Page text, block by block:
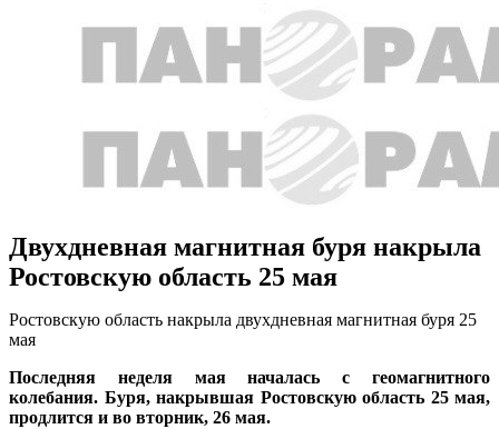
Двухдневная магнитная буря накрыла
Ростовскую область 25 мая
Ростовскую область накрыла двухдневная магнитная буря 25
мая
Последняя неделя мая началась с геомагнитного
колебания. Буря, накрывшая Ростовскую область 25 мая,
продлится и во вторник, 26 мая.